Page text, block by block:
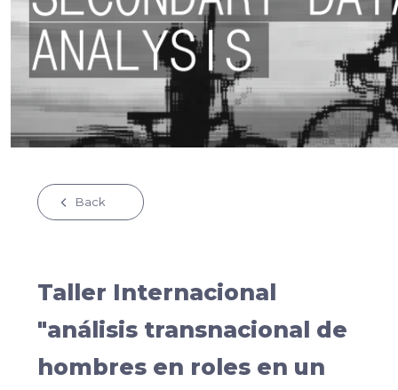
Back
Taller Internacional
"análisis transnacional de
hombres en roles en un